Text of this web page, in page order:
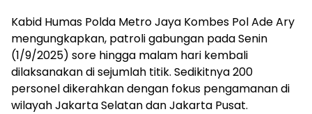
Kabid Humas Polda Metro Jaya Kombes Pol Ade Ary
mengungkapkan, patroli gabungan pada Senin
(1/9/2025) sore hingga malam hari kembali
dilaksanakan di sejumlah titik. Sedikitnya 200
personel dikerahkan dengan fokus pengamanan di
wilayah Jakarta Selatan dan Jakarta Pusat.